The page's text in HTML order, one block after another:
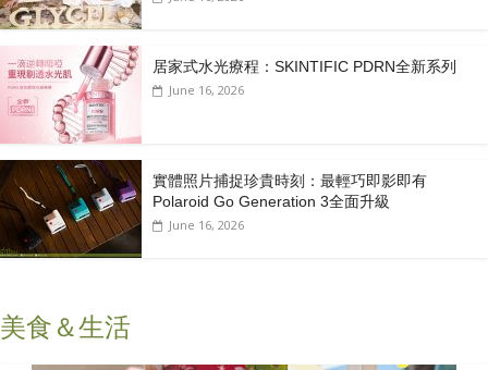
居家式水光療程：SKINTIFIC PDRN全新系列
June 16, 2026
實體照片捕捉珍貴時刻：最輕巧即影即有
Polaroid Go Generation 3全面升級
June 16, 2026
美食＆生活